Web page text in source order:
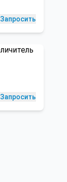
Запросить
Запросить